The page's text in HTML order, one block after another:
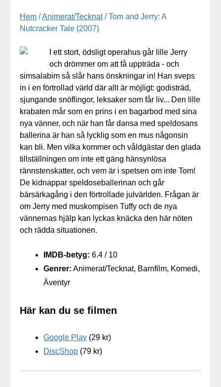
Hem /Animerat/Tecknat/ Tom and Jerry: A
Nutcracker Tale (2007)
I ett stort, ödsligt operahus går lille Jerry
och drömmer om att få uppträda - och
simsalabim så slår hans önskningar in! Han sveps
in i en förtrollad värld där allt är möjligt: godisträd,
sjungande snöflingor, leksaker som får liv... Den lille
krabaten mår som en prins i en bagarbod med sina
nya vänner, och när han får dansa med speldosans
ballerina är han så lycklig som en mus någonsin
kan bli. Men vilka kommer och våldgästar den glada
tillställningen om inte ett gäng hänsynlösa
rännstenskatter, och vem är i spetsen om inte Tom!
De kidnappar speldoseballerinan och går
bärsärkagång i den förtrollade julvärlden. Frågan är
om Jerry med muskompisen Tuffy och de nya
vännernas hjälp kan lyckas knäcka den här nöten
och rädda situationen.
IMDB-betyg: 6.4 / 10
Genrer: Animerat/Tecknat, Barnfilm, Komedi,
Äventyr
Här kan du se filmen
Google Play (29 kr)
DiscShop (79 kr)